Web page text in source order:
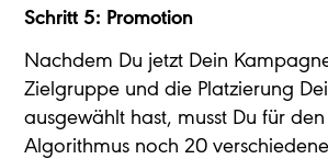
Schritt 5: Promotion
Nachdem Du jetzt Dein
Zielgruppe und die Platzierung
ausgewählt hast, musst Du für den
Algorithmus noch 20